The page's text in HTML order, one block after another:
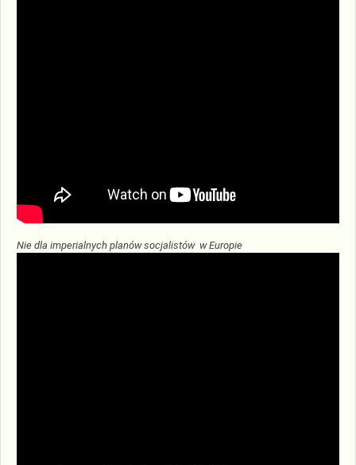
Nie dla imperialnych planów socjalistów w Europie